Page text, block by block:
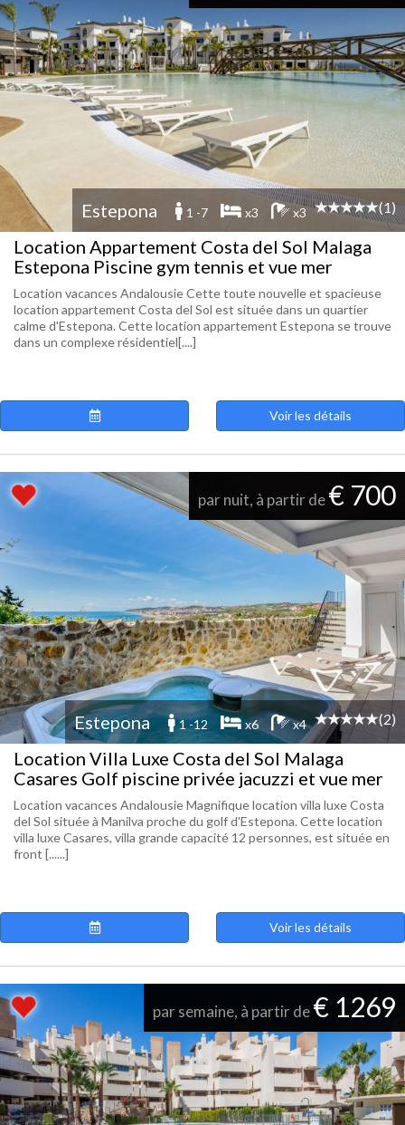
Estepona 1 -7 x3 x3 (1)
Location Appartement Costa del Sol Malaga
Estepona Piscine gym tennis et vue mer
Location vacances Andalousie Cette toute nouvelle et spacieuse
location appartement Costa del Sol est située dans un quartier
calme d'Estepona. Cette location appartement Estepona se trouve
dans un complexe résidentiel[....]
Voir les détails
par nuit, à partir de€ 700
Estepona 1 -12 x6 x4 (2)
Location Villa Luxe Costa del Sol Malaga
Casares Golf piscine privée jacuzzi et vue mer
Location vacances Andalousie Magnifique location villa luxe Costa
del Sol située à Manilva proche du golf d'Estepona. Cette location
villa luxe Casares, villa grande capacité 12 personnes, est située en
front [......]
Voir les détails
par semaine, à partir de€ 1269